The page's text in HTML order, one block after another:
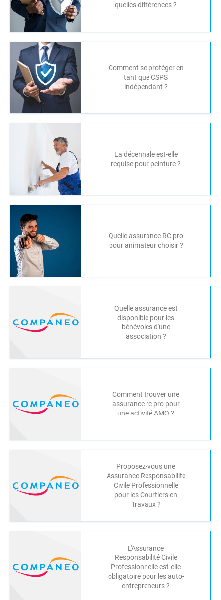
quelles différences ?
Comment se protéger en
tant que CSPS
indépendant ?
La décennale est-elle
requise pour peinture ?
Quelle assurance RC pro
pour animateur choisir ?
Quelle assurance est
disponible pour les
bénévoles d'une
association ?
Comment trouver une
assurance rc pro pour
une activité AMO ?
Proposez-vous une
Assurance Responsabilité
Civile Professionnelle
pour les Courtiers en
Travaux ?
L'Assurance
Responsabilité Civile
Professionnelle est-elle
obligatoire pour les auto-
entrepreneurs ?